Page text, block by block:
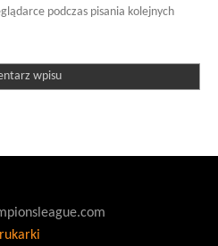
podczas pisania kolejnych